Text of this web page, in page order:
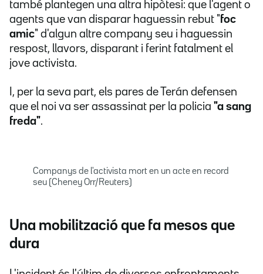
també plantegen una altra hipòtesi: que l'agent o
agents que van disparar haguessin rebut " foc
amic" d'algun altre company seu i haguessin
respost, llavors, disparant i ferint fatalment el
jove activista.
I, per la seva part, els pares de Terán defensen
que el noi va ser assassinat per la policia "a sang
freda".
Companys de l'activista mort en un acte en record
seu (Cheney Orr/Reuters)
Una mobilització que fa mesos que
dura